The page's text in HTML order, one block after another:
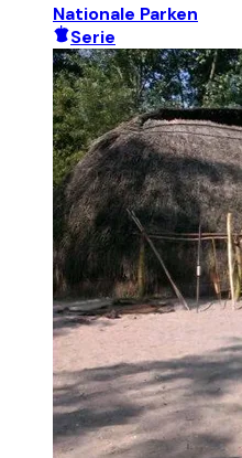
Nationale Parken
Serie